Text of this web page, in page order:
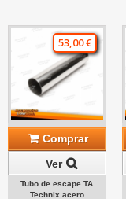
53,00 €
Comprar
Ver
Tubo de escape TA
Technix acero